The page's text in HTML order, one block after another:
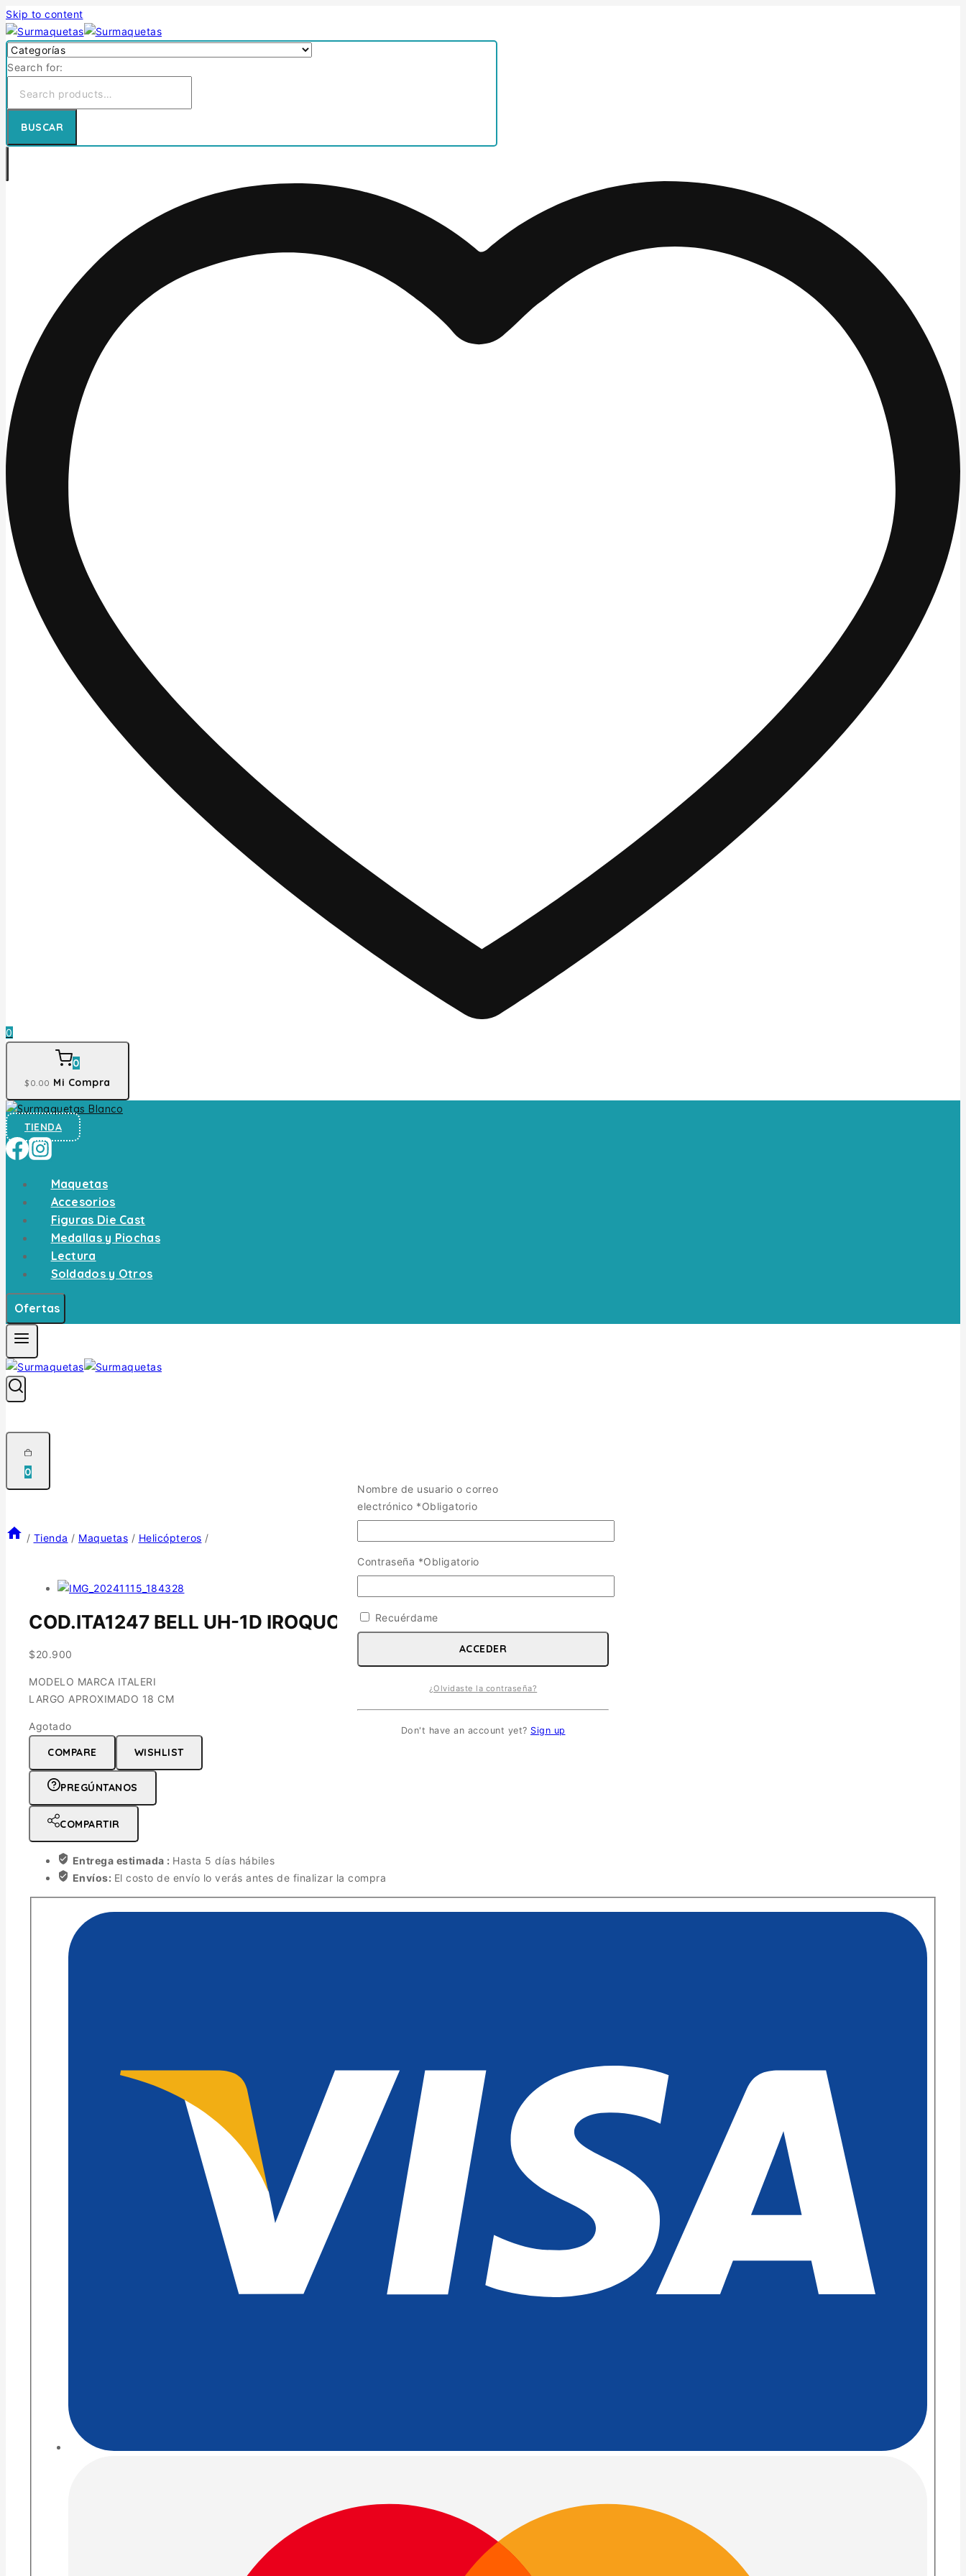
Skip to content
Search for:
BUSCAR
0
0
$0 .00 Mi Compra
TIENDA
Maquetas
Accesorios
Figuras Die Cast
Medallas y Piochas
Lectura
Soldados y Otros
Ofertas
0
/ Tienda / Maquetas / Helicópteros /
COD.ITA1247 BELL UH-1D IROQUOIS. ESC 1/72
$20.900
MODELO MARCA ITALERI
LARGO APROXIMADO 18 CM
Agotado
COMPARE WISHLIST
PREGÚNTANOS
COMPARTIR
Entrega estimada : Hasta 5 días hábiles
Envíos: El costo de envío lo verás antes de finalizar la compra
Nombre de usuario o correo
electrónico *Obligatorio
Contraseña *Obligatorio
Recuérdame
ACCEDER
¿Olvidaste la contraseña?
Don't have an account yet? Sign up